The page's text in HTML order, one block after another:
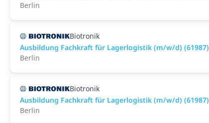
Berlin
Biotronik
Ausbildung Fachkraft für Lagerlogistik (m/w/d) (61987)
Berlin
Biotronik
Ausbildung Fachkraft für Lagerlogistik (m/w/d) (61987)
Berlin